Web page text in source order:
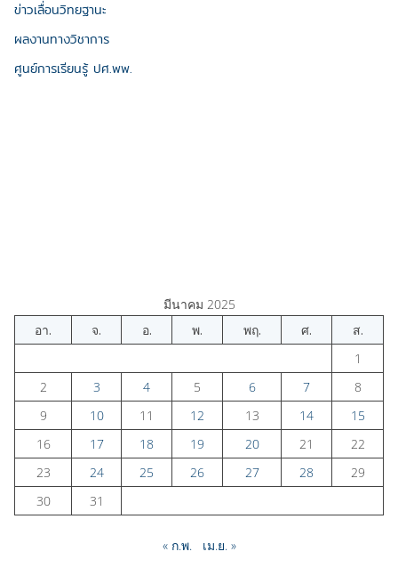
ข่าวเลื่อนวิทยฐานะ
ผลงานทางวิชาการ
ศูนย์การเรียนรู้ ปศ.พพ.
มีนาคม 2025
อา.
จ. อ. พ. พฤ. ศ.
ส.
1
2
3 4 5 6 7
8
9
10 11 12 13 14
15
16
17 18 19 20 21
22
23
24 25 26 27 28
29
30
31
« ก.พ. เม.ย. »